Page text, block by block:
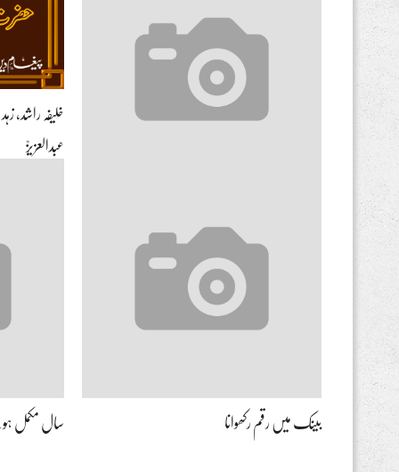
خلیفہ
عبدالعزیزؒ
سال مکمل بینک میں رقم رکھوانا